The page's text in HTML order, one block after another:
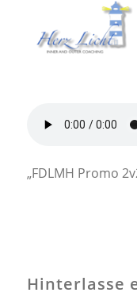
„FDLMH Promo
Hinterlasse